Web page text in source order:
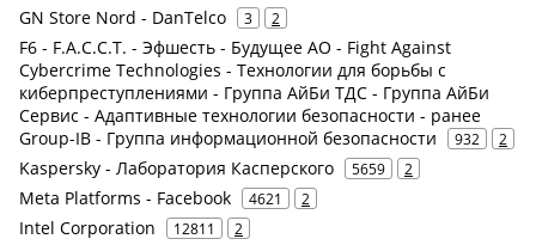
GN Store Nord - DanTelco 3 2
F6 - F.A.С.С.T. - Эфшесть - Будущее АО - Fight Against
Cybercrime Technologies - Технологии для борьбы с
киберпреступлениями - Группа АйБи ТДС - Группа АйБи
Сервис - Адаптивные технологии безопасности - ранее
Group-IB - Группа информационной безопасности
932 2
Kaspersky - Лаборатория Касперского 5659 2
Meta Platforms - Facebook 4621 2
Intel Corporation 12811 2